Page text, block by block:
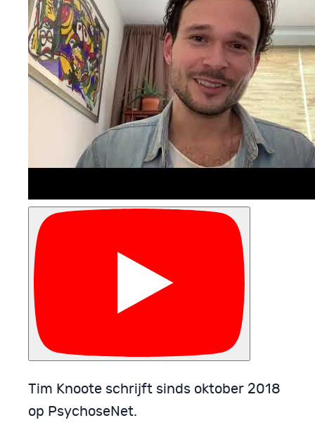
Tim Knoote schrijft sinds oktober 2018
op PsychoseNet.